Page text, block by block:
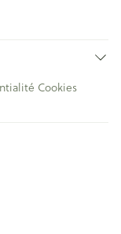
Cookies